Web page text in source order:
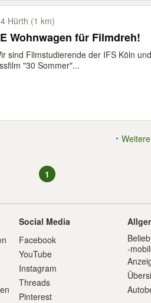
Hürth (1 km)
Wohnwagen für Filmdreh!
sind Filmstudierende der IFS Köln
"30 Sommer"...
1
Social Media
Facebook
YouTube
Instagram
Threads
Pinterest
-